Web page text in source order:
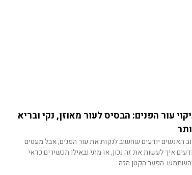
עור הפנים: הבסיס לעור מאוזן, נקי ובריא
האנשים יודעים שחשוב לנקות את עור הפנים, אבל מעטים
איך לעשות את זה נכון, או מתי ובאילו תכשירים כדאי
הפער הקטן הזה